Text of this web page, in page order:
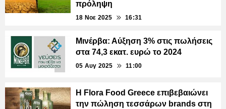
πρόληψη
18 Νοε 2025 16:31
Μινέρβα: Αύξηση 3% στις πωλήσεις
στα 74,3 εκατ. ευρώ το 2024
05 Αυγ 2025 11:00
H Flora Food Greece επιβεβαιώνει
την πώληση τεσσάρων brands στη